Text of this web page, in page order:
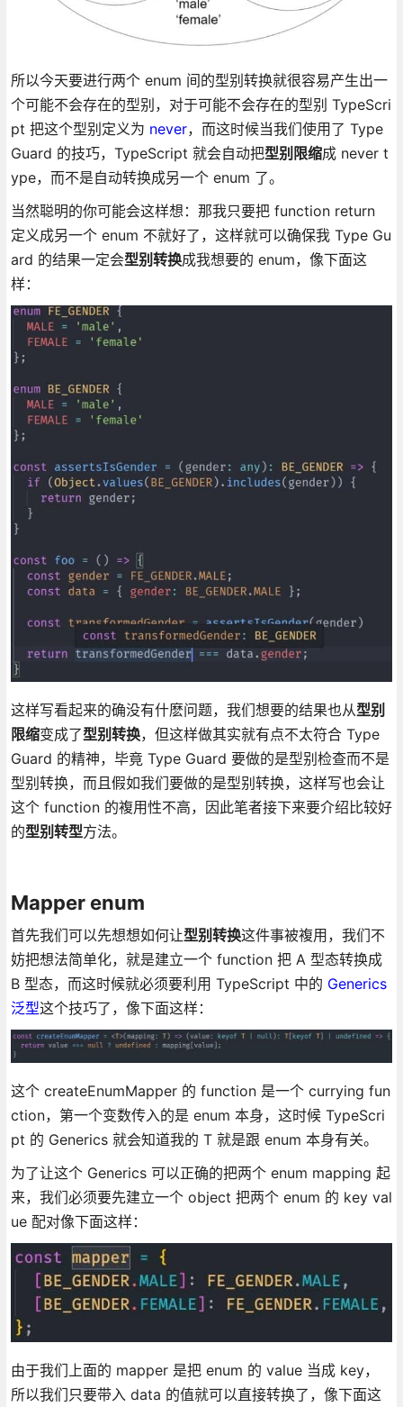
所以今天要进行两个 enum 间的型别转换就很容易产生出一
个可能不会存在的型别，对于可能不会存在的型别 TypeScri
pt 把这个型别定义为 never，而这时候当我们使用了 Type
Guard 的技巧，TypeScript 就会自动把型别限缩成 never t
ype，而不是自动转换成另一个 enum 了。
当然聪明的你可能会这样想：那我只要把 function return
定义成另一个 enum 不就好了，这样就可以确保我 Type Gu
ard 的结果一定会型别转换成我想要的 enum，像下面这
样：
这样写看起来的确没有什麽问题，我们想要的结果也从型别
限缩变成了型别转换，但这样做其实就有点不太符合 Type
Guard 的精神，毕竟 Type Guard 要做的是型别检查而不是
型别转换，而且假如我们要做的是型别转换，这样写也会让
这个 function 的複用性不高，因此笔者接下来要介绍比较好
的型别转型方法。
Mapper enum
首先我们可以先想想如何让型别转换这件事被複用，我们不
妨把想法简单化，就是建立一个 function 把 A 型态转换成
B 型态，而这时候就必须要利用 TypeScript 中的 Generics
泛型这个技巧了，像下面这样：
这个 createEnumMapper 的 function 是一个 currying fun
ction，第一个变数传入的是 enum 本身，这时候 TypeScri
pt 的 Generics 就会知道我的 T 就是跟 enum 本身有关。
为了让这个 Generics 可以正确的把两个 enum mapping 起
来，我们必须要先建立一个 object 把两个 enum 的 key val
ue 配对像下面这样：
由于我们上面的 mapper 是把 enum 的 value 当成 key，
所以我们只要带入 data 的值就可以直接转换了，像下面这